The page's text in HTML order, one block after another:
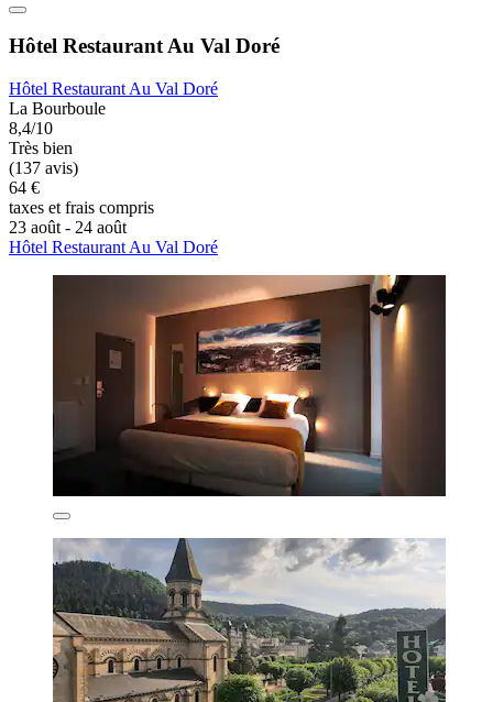
Hôtel Restaurant Au Val Doré
Hôtel Restaurant Au Val Doré
La Bourboule
8,4/10
Très bien
(137 avis)
64 €
taxes et frais compris
23 août - 24 août
Hôtel Restaurant Au Val Doré